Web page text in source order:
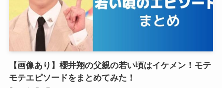
【画像あり】櫻井翔の父親の若い頃はイケメン！モテ
モテエピソードをまとめてみた！